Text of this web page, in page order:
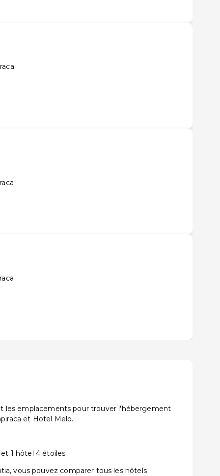
les emplacements pour trouver l'hébergement
et Hotel Melo.
1 hôtel 4 étoiles.
vous pouvez comparer tous les hôtels